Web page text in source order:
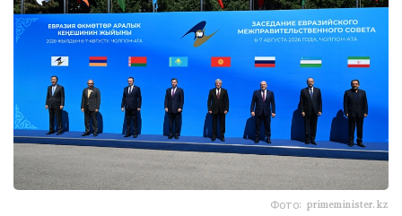
Фото: primeminister.kz